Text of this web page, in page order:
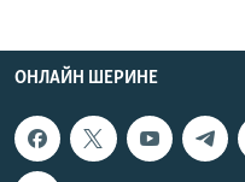
ОНЛАЙН ШЕРИНЕ